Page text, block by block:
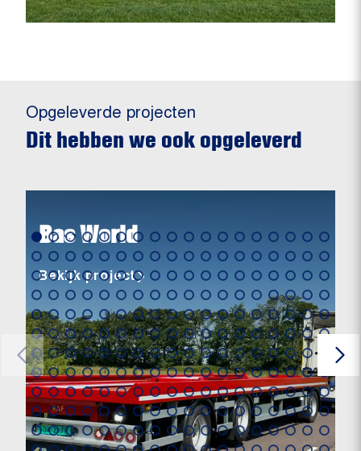
Opgeleverde projecten
Dit hebben we ook opgeleverd
Bas World
Bekijk project